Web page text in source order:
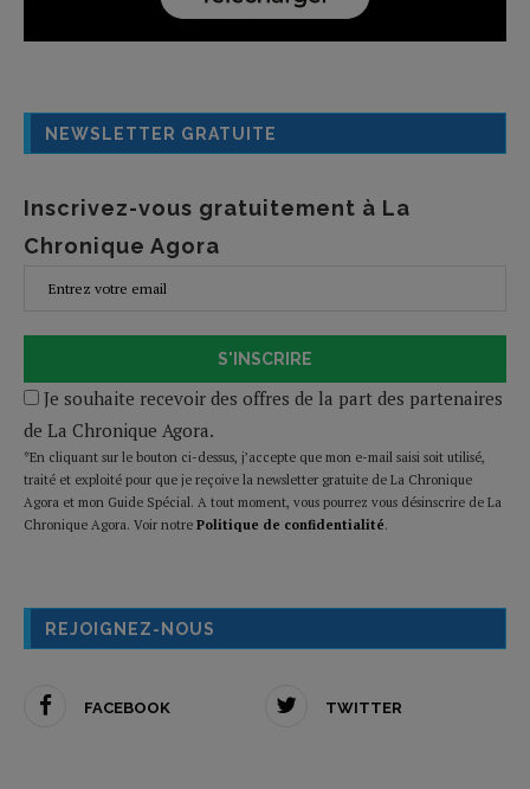
NEWSLETTER GRATUITE
Inscrivez-vous gratuitement à La
Chronique Agora
S'INSCRIRE
Je souhaite recevoir des offres de la part des partenaires
de La Chronique Agora.
*En cliquant sur le bouton ci-dessus, j’accepte que mon e-mail saisi soit utilisé,
traité et exploité pour que je reçoive la newsletter gratuite de La Chronique
Agora et mon Guide Spécial. A tout moment, vous pourrez vous désinscrire de La
Chronique Agora. Voir notre Politique de confidentialité.
REJOIGNEZ-NOUS
FACEBOOK TWITTER